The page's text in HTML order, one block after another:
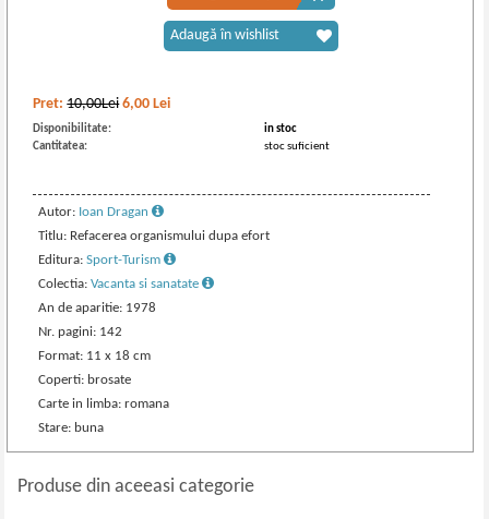
Pret:10,00Lei 6,00 Lei
Disponibilitate:
in stoc
Cantitatea:
stoc suficient
Autor: Ioan Dragan
Titlu: Refacerea organismului dupa efort
Editura:Sport-Turism
Colectia:Vacanta si sanatate
An de aparitie: 1978
Nr. pagini: 142
Format: 11 x 18 cm
Coperti: brosate
Carte in limba: romana
Stare: buna
Adaugă în wishlist
Produse din aceeasi categorie